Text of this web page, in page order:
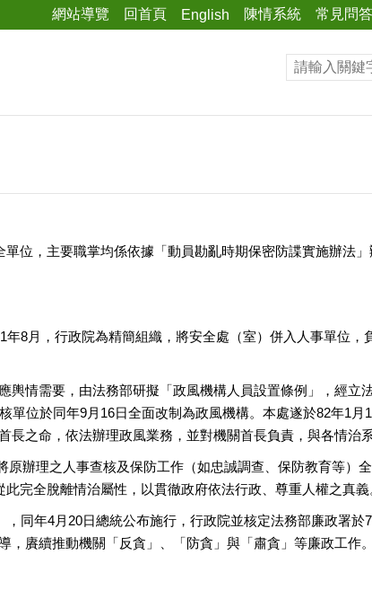
網站導覽 回首頁 English 陳情系統 常見問答
位，主要職掌均係依據「動員勘亂時期保密防諜實施辦法
8月，行政院為精簡組織，將安全處（室）併入人事單位，
情需要，由法務部研擬「政風機構人員設置條例」，經立
單位於同年9月16日全面改制為政風機構。本處遂於82年1月
之命，依法辦理政風業務，並對機關首長負責，與各情治
辦理之人事查核及保防工作（如忠誠調查、保防教育等）
完全脫離情治屬性，以貫徹政府依法行政、尊重人權之真義
同年4月20日總統公布施行，行政院並核定法務部廉政署於
賡續推動機關「反貪」、「防貪」與「肅貪」等廉政工作。